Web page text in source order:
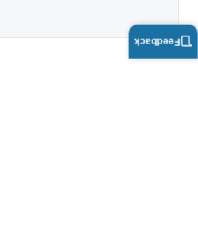
Feedback